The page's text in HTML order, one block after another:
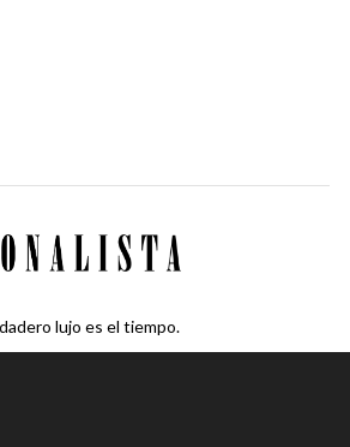
lujo es el tiempo.